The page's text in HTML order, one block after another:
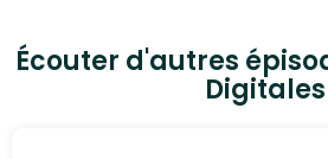
Écouter d'autres
Digitales